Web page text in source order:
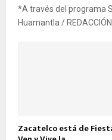
*A través del programa
Huamantla / REDACCIÓN...
Zacatelco está de